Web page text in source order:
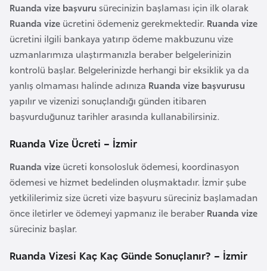
Ruanda vize başvuru sürecinizin başlaması için ilk olarak
Ruanda vize ücretini ödemeniz gerekmektedir. Ruanda vize
ücretini ilgili bankaya yatırıp ödeme makbuzunu vize
uzmanlarımıza ulaştırmanızla beraber belgelerinizin
kontrolü başlar. Belgelerinizde herhangi bir eksiklik ya da
yanlış olmaması halinde adınıza Ruanda vize başvurusu
yapılır ve vizenizi sonuçlandığı günden itibaren
başvurduğunuz tarihler arasında kullanabilirsiniz.
Ruanda Vize Ücreti – İzmir
Ruanda vize ücreti konsolosluk ödemesi, koordinasyon
ödemesi ve hizmet bedelinden oluşmaktadır. İzmir şube
yetkililerimiz size ücreti vize başvuru süreciniz başlamadan
önce iletirler ve ödemeyi yapmanız ile beraber Ruanda vize
süreciniz başlar.
Ruanda Vizesi Kaç Kaç Günde Sonuçlanır? – İzmir
u
r
i
y
e
t
i
C
z
a
y
i
r